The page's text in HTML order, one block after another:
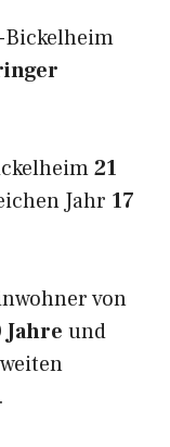
Bickelheim
21
Jahr 17
von
Jahre und